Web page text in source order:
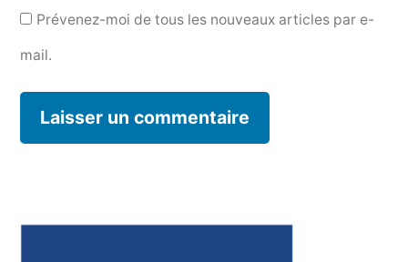
Prévenez-moi de tous les nouveaux articles par e-
mail.